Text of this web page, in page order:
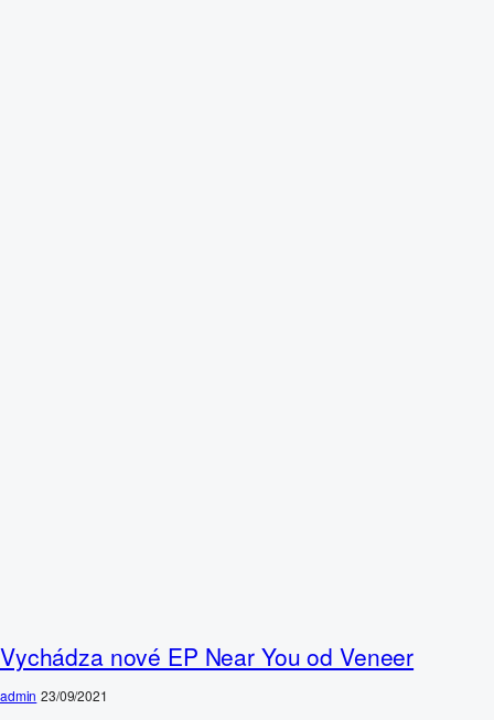
Vychádza nové EP Near You od Veneer
admin 23/09/2021